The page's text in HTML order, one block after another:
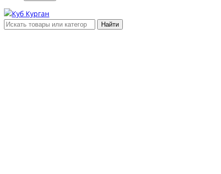
Найти